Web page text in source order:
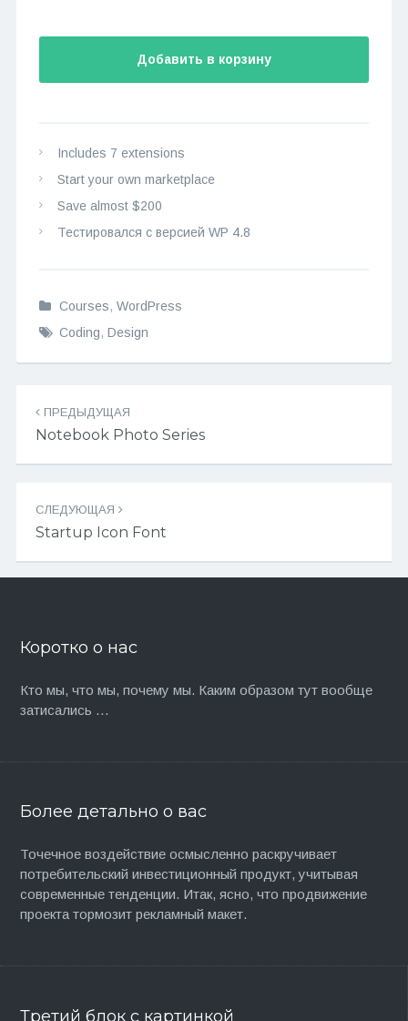
Добавить в корзину
Includes 7 extensions
Start your own marketplace
Save almost $200
Тестировался с версией WP 4.8
Courses, WordPress
Coding, Design
записей
ПРЕДЫДУЩАЯ
Notebook Photo Series
СЛЕДУЮЩАЯ
Startup Icon Font
Коротко о нас
Кто мы, что мы, почему мы. Каким образом тут вообще
затисались …
Более детально о вас
Точечное воздействие осмысленно раскручивает
потребительский инвестиционный продукт, учитывая
современные тенденции. Итак, ясно, что продвижение
проекта тормозит рекламный макет.
Третий блок с картинкой